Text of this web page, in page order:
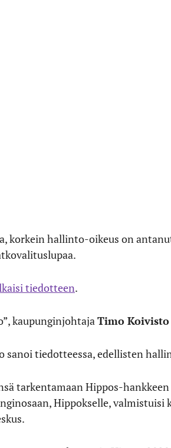
korkein hallinto-oikeus on
tiedotteen.
kaupunginjohtajaTimo Koivisto
sanoi tiedotteessa, edellisten
tarkentamaan Hippos-
Hippokselle, valmistuisi